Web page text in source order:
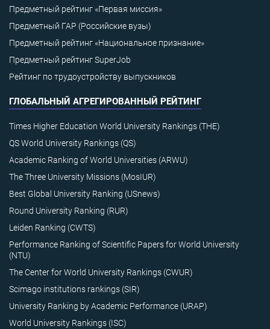
Предметный рейтинг «Первая миссия»
Предметный ГАР (Российские вузы)
Предметный рейтинг «Национальное признание»
Предметный рейтинг SuperJob
Рейтинг по трудоустройству выпускников
ГЛОБАЛЬНЫЙ АГРЕГИРОВАННЫЙ РЕЙТИНГ
Times Higher Education World University Rankings (THE)
QS World University Rankings (QS)
Academic Ranking of World Universities (ARWU)
The Three University Missions (MosIUR)
Best Global University Ranking (USnews)
Round University Ranking (RUR)
Leiden Ranking (CWTS)
Performance Ranking of Scientific Papers for World University
(NTU)
The Center for World University Rankings (CWUR)
Scimago institutions rankings (SIR)
University Ranking by Academic Performance (URAP)
World University Rankings (ISC)